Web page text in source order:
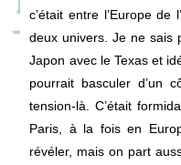
c’était entre l’Europe de
deux univers. Je ne sais
Japon avec le Texas et
pourrait basculer d’un
tension-là. C’était
Paris, à la fois en
révéler, mais on part